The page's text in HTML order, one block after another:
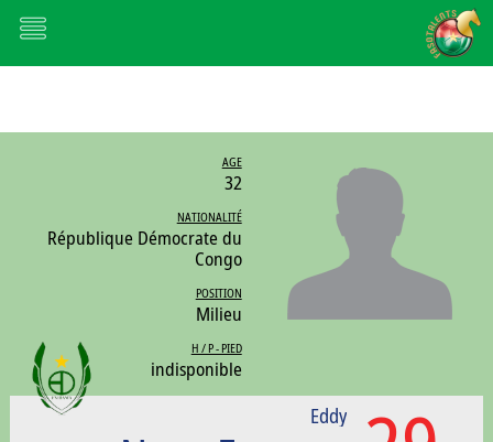
AGE
32
NATIONALITÉ
République Démocrate du
Congo
POSITION
Milieu
H / P - PIED
indisponible
Eddy